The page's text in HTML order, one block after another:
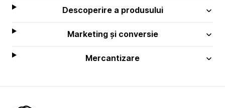
Descoperire a produsului
Marketing și conversie
Mercantizare